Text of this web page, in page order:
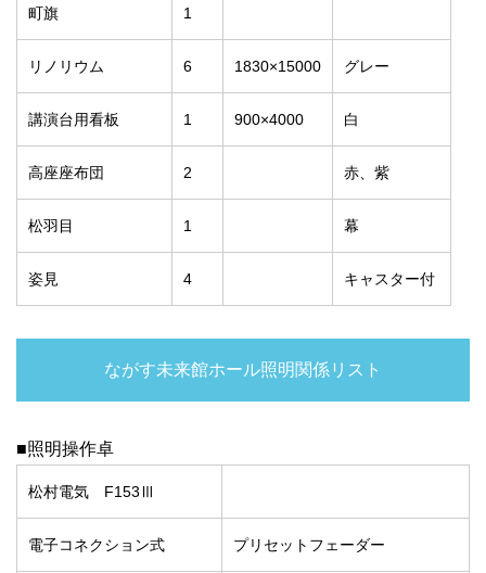
町旗 1
リノリウム 6 1830×15000 グレー
講演台用看板 1 900×4000 白
高座座布団 2 赤、紫
松羽目 1 幕
姿見 4 キャスター付
ながす未来館ホール照明関係リスト
■照明操作卓
松村電気 F153Ⅲ
電子コネクション式 プリセットフェーダー